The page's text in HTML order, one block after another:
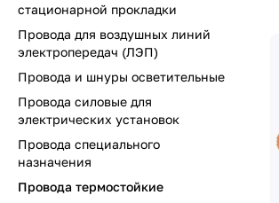
стационарной прокладки
Провода для воздушных линий
электропередач (ЛЭП)
Провода и шнуры осветительные
Провода силовые для
электрических установок
Провода специального
назначения
Провода термостойкие